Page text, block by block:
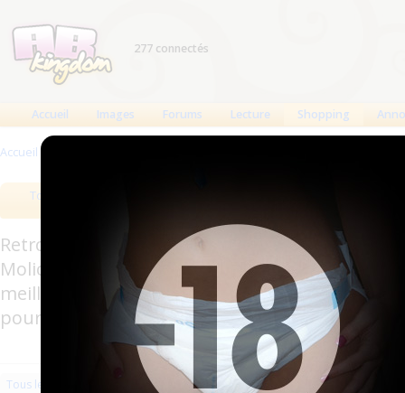
277 connectés
Accueil Images Forums Lecture Shopping
Accueil >
Tous les produits
Retrouverez sur cette page les meilleures
Molicare, Comficare, Confiance, Depend,
meilleurs produits aussi bien pour les
pour l'incontinence.
Tous les produits
Les plus récents Trier par nom